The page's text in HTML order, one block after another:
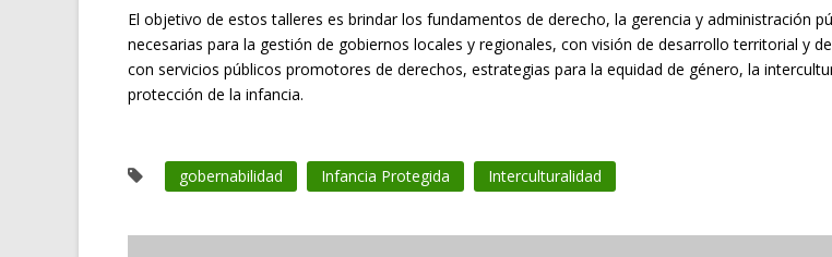
El objetivo de estos talleres es brindar los fundamentos de derecho, la gerencia y administración
necesarias para la gestión de gobiernos locales y regionales, con visión de desarrollo territorial y
con servicios públicos promotores de derechos, estrategias para la equidad de género, la
protección de la infancia.
gobernabilidad Infancia Protegida Interculturalidad